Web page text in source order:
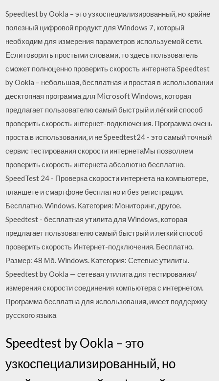
Speedtest by Ookla – это узкоспециализированный, но крайне
полезный цифровой продукт для Windows 7, который
необходим для измерения параметров используемой сети.
Если говорить простыми словами, то здесь пользователь
сможет полноценно проверить скорость интернета Speedtest
by Ookla – небольшая, бесплатная и простая в использовании
десктопная программа для Microsoft Windows, которая
предлагает пользователю самый быстрый и лёгкий способ
проверить скорость интернет-подключения. Программа очень
проста в использовании, и не Speedtest24 - это самый точный
сервис тестирования скорости интернетаМы позволяем
проверить скорость интернета абсолютно бесплатно.
SpeedTest 24 - Проверка скорости интернета на компьютере,
планшете и смартфоне бесплатно и без регистрации.
Бесплатно. Windows. Категория: Мониторинг, другое.
Speedtest - бесплатная утилита для Windows, которая
предлагает пользователю самый быстрый и легкий способ
проверить скорость Интернет-подключения. Бесплатно.
Размер: 48 Мб. Windows. Категория: Сетевые утилиты.
Speedtest by Ookla — сетевая утилита для тестирования/
измерения скорости соединения компьютера с интернетом.
Программа бесплатна для использования, имеет поддержку
русского языка
Speedtest by Ookla – это
узкоспециализированный, но